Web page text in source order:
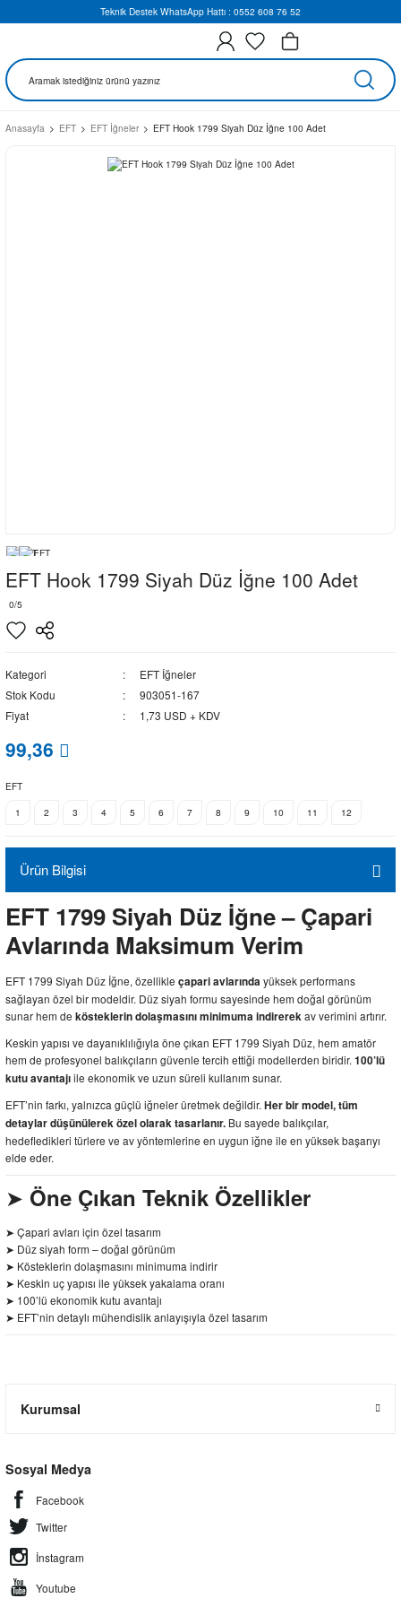
Teknik Destek WhatsApp Hattı : 0552 608 76 52
Anasayfa EFT EFT İğneler EFT Hook 1799 Siyah Düz İğne 100 Adet
EFT Hook 1799 Siyah Düz İğne 100 Adet
0/5
Kategori
EFT İğneler
Stok Kodu
903051-167
Fiyat
1,73 USD + KDV
99,36
EFT
1
2 3 4 5 6 7 8 9 10 11 12
Ürün Bilgisi
EFT 1799 Siyah Düz İğne – Çapari
Avlarında Maksimum Verim
EFT 1799 Siyah Düz İğne, özellikle çapari avlarında yüksek performans
sağlayan özel bir modeldir. Düz siyah formu sayesinde hem doğal görünüm
sunar hem de kösteklerin dolaşmasını minimuma indirerekav verimini artırır.
Keskin yapısı ve dayanıklılığıyla öne çıkan EFT 1799 Siyah Düz, hem amatör
hem de profesyonel balıkçıların güvenle tercih ettiği modellerden biridir. 100’lü
kutu avantajıile ekonomik ve uzun süreli kullanım sunar.
EFT’nin farkı, yalnızca güçlü iğneler üretmek değildir. Her bir model, tüm
detaylar düşünülerek özel olarak tasarlanır. Bu sayede balıkçılar,
hedefledikleri türlere ve av yöntemlerine en uygun iğne ile en yüksek başarıyı
elde eder.
➤ Öne Çıkan Teknik Özellikler
➤ Çapari avları için özel tasarım
➤ Düz siyah form – doğal görünüm
➤ Kösteklerin dolaşmasını minimuma indirir
➤ Keskin uç yapısı ile yüksek yakalama oranı
➤ 100’lü ekonomik kutu avantajı
➤ EFT’nin detaylı mühendislik anlayışıyla özel tasarım
Kurumsal
Sosyal Medya
Facebook
Twitter
İnstagram
Youtube